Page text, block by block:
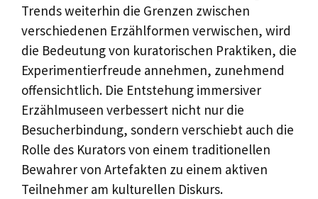
Trends weiterhin die Grenzen zwischen
verschiedenen Erzählformen verwischen, wird
die Bedeutung von kuratorischen Praktiken, die
Experimentierfreude annehmen, zunehmend
offensichtlich. Die Entstehung immersiver
Erzählmuseen verbessert nicht nur die
Besucherbindung, sondern verschiebt auch die
Rolle des Kurators von einem traditionellen
Bewahrer von Artefakten zu einem aktiven
Teilnehmer am kulturellen Diskurs.